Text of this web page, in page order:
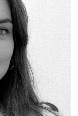
manager chez
La Route des
en agence
communication